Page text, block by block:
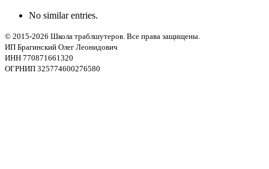
No similar entries.
© 2015-2026 Школа траблшутеров. Все права защищены.
ИП Брагинский Олег Леонидович
ИНН 770871661320
ОГРНИП 325774600276580